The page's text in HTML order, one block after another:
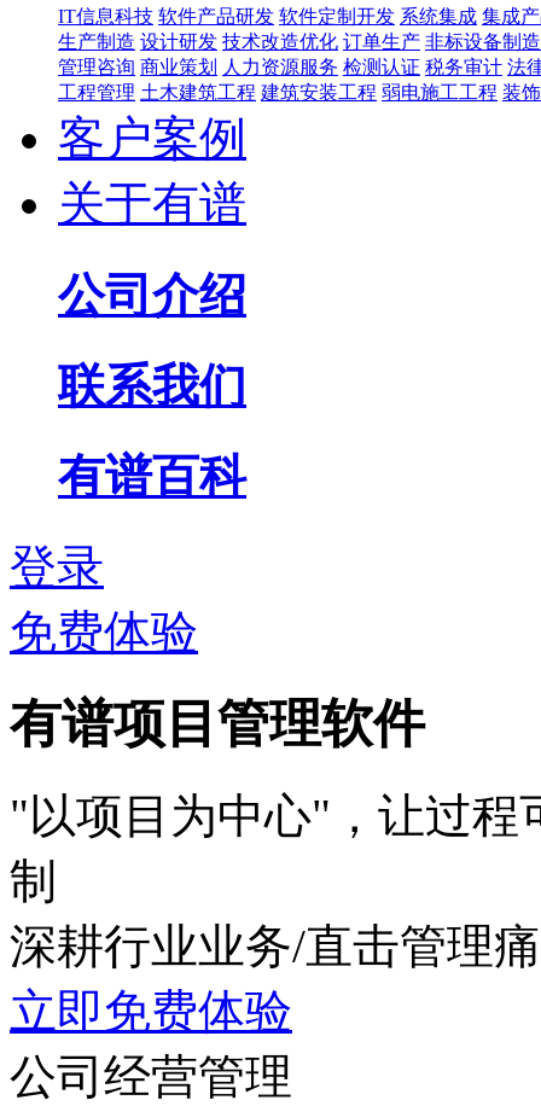
IT信息科技 软件产品研发 软件定制开发 系统集成 集成
生产制造 设计研发 技术改造优化 订单生产 非标设备制造
管理咨询 商业策划 人力资源服务 检测认证 税务审计 法
工程管理 土木建筑工程 建筑安装工程 弱电施工工程 装
客户案例
关于有谱
公司介绍
联系我们
有谱百科
登录
免费体验
有谱项目管理软件
"以项目为中心"，让过程
制
深耕行业业务/直击管理
立即免费体验
公司经营管理